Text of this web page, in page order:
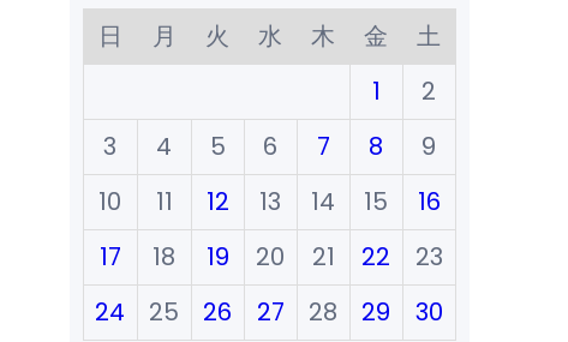
日
月 火 水 木 金
土
1
2
3
4 5 6 7 8
9
10
11 12 13 14 15
16
17
18 19 20 21 22
23
24
25 26 27 28 29
30